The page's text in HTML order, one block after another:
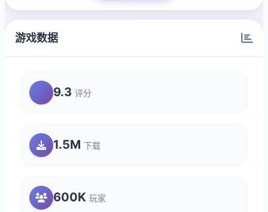
游戏数据
9.3 评分
1.5M 下载
600K 玩家